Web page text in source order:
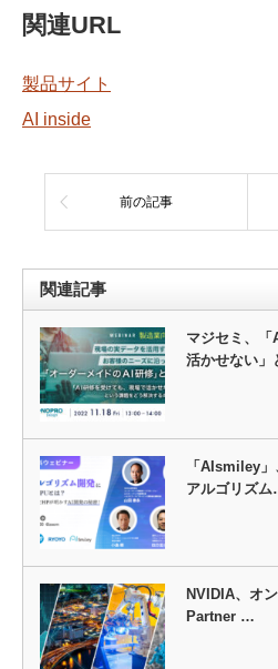
関連URL
製品サイト
AI inside
前の記事
関連記事
マジセミ、「
活かせない
「AIsmiley
アルゴリズ
NVIDIA、オ
Partner …